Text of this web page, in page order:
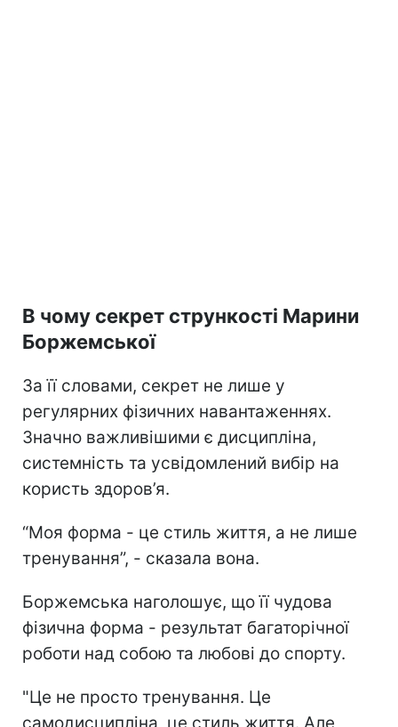
В чому секрет стрункості Марини
Боржемської
За її словами, секрет не лише у
регулярних фізичних навантаженнях.
Значно важливішими є дисципліна,
системність та усвідомлений вибір на
користь здоров’я.
“Моя форма - це стиль життя, а не лише
тренування”, - сказала вона.
Боржемська наголошує, що її чудова
фізична форма - результат багаторічної
роботи над собою та любові до спорту.
"Це не просто тренування. Це